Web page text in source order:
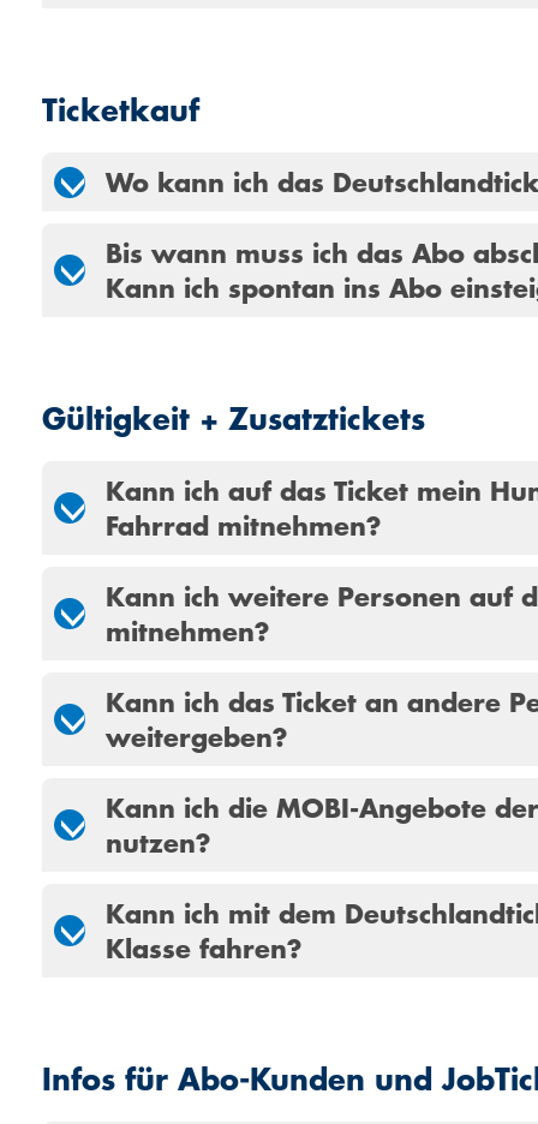
Ticketkauf
Wo kann ich das
Bis wann muss ich das Abo
Kann ich spontan ins Abo
Gültigkeit + Zusatztickets
Kann ich auf das Ticket mein
Fahrrad mitnehmen?
Kann ich weitere Personen auf
mitnehmen?
Kann ich das Ticket an andere
weitergeben?
Kann ich die MOBI-Angebote
nutzen?
Kann ich mit dem
Klasse fahren?
Infos für Abo-Kunden und